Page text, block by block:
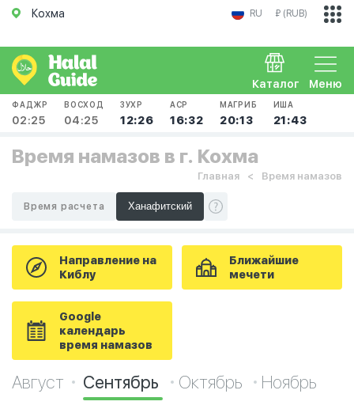
Кохма RU ₽ (RUB)
Меню
Каталог
ФАДЖР
02:25
ВОСХОД
04:25
ЗУХР
12:26
АСР
16:32
МАГРИБ
20:13
ИША
21:43
Время намазов в г. Кохма
Главная Время намазов
Время расчета
Направление на
Киблу
Ближайшие
мечети
Google
календарь
время намазов
Август Сентябрь Октябрь Ноябрь